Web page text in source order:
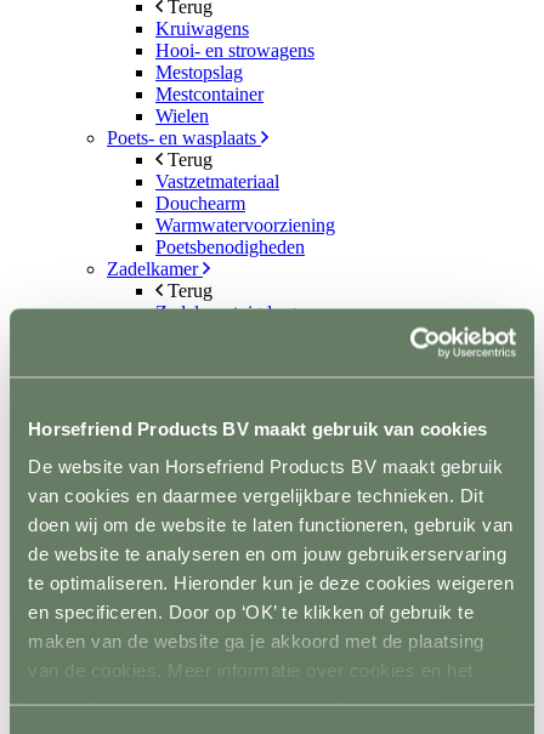
Horsefriend Products BV maakt gebruik van cookies
De website van Horsefriend Products BV maakt gebruik
van cookies en daarmee vergelijkbare technieken. Dit
doen wij om de website te laten functioneren, gebruik van
de website te analyseren en om jouw gebruikerservaring
te optimaliseren. Hieronder kun je deze cookies weigeren
en specificeren. Door op ‘OK’ te klikken of gebruik te
maken van de website ga je akkoord met de plaatsing
van de cookies. Meer informatie over cookies en het
gebruik van persoonsgegevens door Horsefriend
Terug
Kruiwagens
Hooi- en strowagens
Mestopslag
Mestcontainer
Wielen
Poets- en wasplaats
Terug
Vastzetmateriaal
Douchearm
Warmwatervoorziening
Poetsbenodigheden
Zadelkamer
Terug
Zadel- en tuigdragers
Dekenrekken
Hoofdstelhouders
Gereedschap
Terug
Mestvorken
Scheppen
Bezems en harken
Mestboy
Mestruimen
Emmers en bakken
Ophangsysteem
Trailer
Wandbescherming